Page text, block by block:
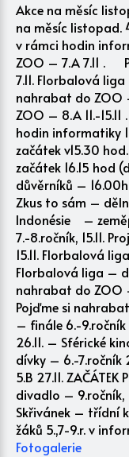
Akce na měsíc
na měsíc listopad.
v rámci hodin
ZOO – 7.A 7.11 .
7.11. Florbalová
nahrabat do ZOO
ZOO – 8.A 11.-
hodin informatiky
začátek v15.30
začátek 16.15 hod
důvěrníků –
Zkus to sám –
Indonésie –
7.-8.ročník, 15.11.
15.11. Florbalová
Florbalová liga –
nahrabat do ZOO –
Pojďme si
– finále 6.-9.ročník
26.11. – Sférické
dívky – 6.-7.ročník
5.B 27.11.
divadlo –
Skřivánek – třídní
žáků 5.,7-9.r. v
Fotogalerie